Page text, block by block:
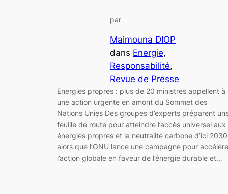
par
Maimouna DIOP
dans Energie
Responsabilité
Revue de Presse
Energies propres : plus de 20 ministres appellent à
une action urgente en amont du Sommet des
Nations Unies Des groupes d’experts préparent
feuille de route pour atteindre l’accès universel aux
énergies propres et la neutralité carbone d’ici
alors que l’ONU lance une campagne pour
l’action globale en faveur de l’énergie durable et…